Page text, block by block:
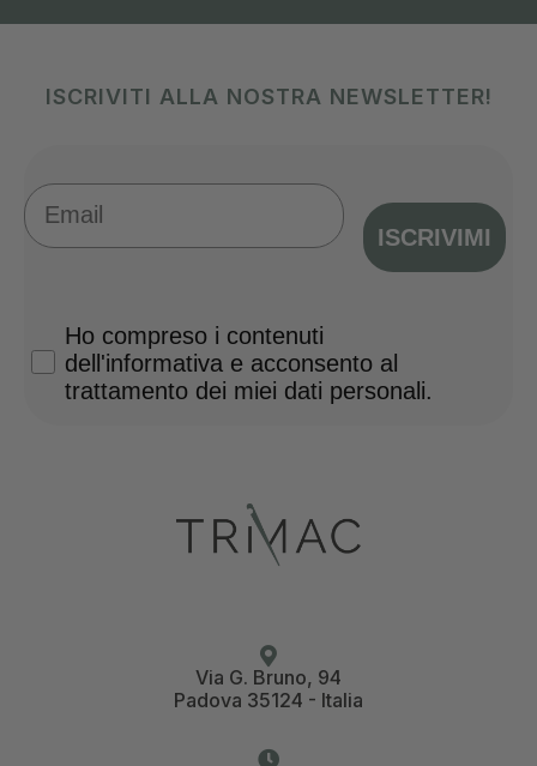
ISCRIVITI ALLA NOSTRA NEWSLETTER!
Email
ISCRIVIMI
Privacy Policy
Ho compreso i contenuti
dell'informativa e acconsento al
trattamento dei miei dati personali.
Via G. Bruno, 94
Padova 35124 - Italia